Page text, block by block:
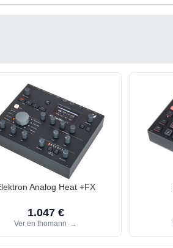
Analog Heat +FX
1.047 €
Ver en thomann →